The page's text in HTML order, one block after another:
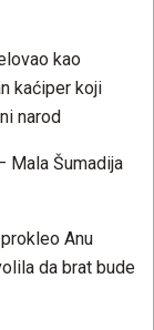
kao
kaćiper koji
narod
Mala Šumadija
Anu
da brat bude